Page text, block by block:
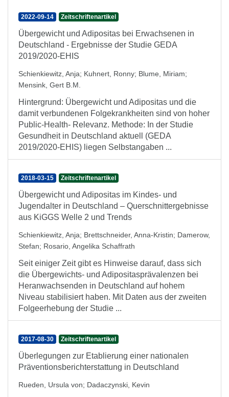
2022-09-14 Zeitschriftenartikel
Übergewicht und Adipositas bei Erwachsenen in
Deutschland - Ergebnisse der Studie GEDA
2019/2020-EHIS
Schienkiewitz, Anja; Kuhnert, Ronny; Blume, Miriam;
Mensink, Gert B.M.
Hintergrund: Übergewicht und Adipositas und die
damit verbundenen Folgekrankheiten sind von hoher
Public-Health- Relevanz. Methode: In der Studie
Gesundheit in Deutschland aktuell (GEDA
2019/2020-EHIS) liegen Selbstangaben ...
2018-03-15 Zeitschriftenartikel
Übergewicht und Adipositas im Kindes- und
Jugendalter in Deutschland – Querschnittergebnisse
aus KiGGS Welle 2 und Trends
Schienkiewitz, Anja; Brettschneider, Anna-Kristin; Damerow,
Stefan; Rosario, Angelika Schaffrath
Seit einiger Zeit gibt es Hinweise darauf, dass sich
die Übergewichts- und Adipositasprävalenzen bei
Heranwachsenden in Deutschland auf hohem
Niveau stabilisiert haben. Mit Daten aus der zweiten
Folgeerhebung der Studie ...
2017-08-30 Zeitschriftenartikel
Überlegungen zur Etablierung einer nationalen
Präventionsberichterstattung in Deutschland
Rueden, Ursula von; Dadaczynski, Kevin